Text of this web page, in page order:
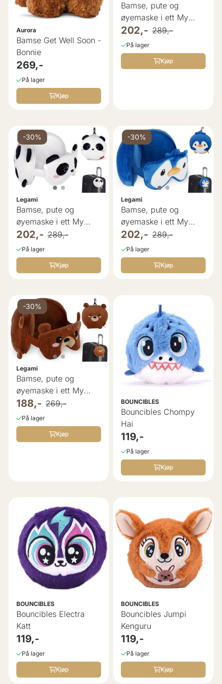
Aurora
Bamse Get Well Soon -
Bonnie
269,-
På lager
Kjøp
Bamse, pute og
øyemaske i ett My
Travel Buddy ...
202,- 289,-
På lager
Kjøp
-30%
Legami
Bamse, pute og
øyemaske i ett My
Travel Buddy ...
202,- 289,-
På lager
Kjøp
-30%
Legami
Bamse, pute og
øyemaske i ett My
Travel Buddy ...
202,- 289,-
På lager
Kjøp
-30%
Legami
Bamse, pute og
øyemaske i ett My
Travel Buddy ...
188,- 269,-
På lager
Kjøp
BOUNCIBLES
Bouncibles Chompy
Hai
119,-
På lager
Kjøp
BOUNCIBLES
Bouncibles Electra
Katt
119,-
På lager
Kjøp
BOUNCIBLES
Bouncibles Jumpi
Kenguru
119,-
På lager
Kjøp